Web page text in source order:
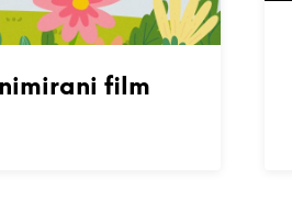
film